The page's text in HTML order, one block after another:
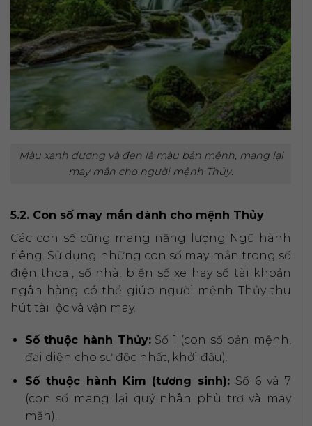
Màu xanh dương và đen là màu bản mệnh, mang lại
may mắn cho người mệnh Thủy.
5.2. Con số may mắn dành cho mệnh Thủy
Các con số cũng mang năng lượng Ngũ hành
riêng. Sử dụng những con số may mắn trong số
điện thoại, số nhà, biển số xe hay số tài khoản
ngân hàng có thể giúp người mệnh Thủy thu
hút tài lộc và vận may.
Số thuộc hành Thủy:Số 1 (con số bản mệnh,
đại diện cho sự độc nhất, khởi đầu).
Số thuộc hành Kim (tương sinh): Số 6 và 7
(con số mang lại quý nhân phù trợ và may
mắn).